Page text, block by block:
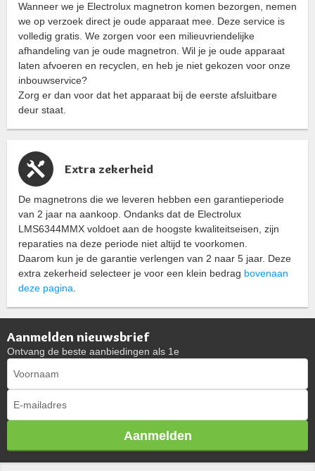
Wanneer we je Electrolux magnetron komen bezorgen, nemen
we op verzoek direct je oude apparaat mee. Deze service is
volledig gratis. We zorgen voor een milieuvriendelijke
afhandeling van je oude magnetron. Wil je je oude apparaat
laten afvoeren en recyclen, en heb je niet gekozen voor onze
inbouwservice?
Zorg er dan voor dat het apparaat bij de eerste afsluitbare
deur staat.
Extra zekerheid
De magnetrons die we leveren hebben een garantieperiode
van 2 jaar na aankoop. Ondanks dat de Electrolux
LMS6344MMX voldoet aan de hoogste kwaliteitseisen, zijn
reparaties na deze periode niet altijd te voorkomen.
Daarom kun je de garantie verlengen van 2 naar 5 jaar. Deze
extra zekerheid selecteer je voor een klein bedrag bovenaan
deze pagina.
Aanmelden nieuwsbrief
Ontvang de beste aanbiedingen als 1e
Aanmelden